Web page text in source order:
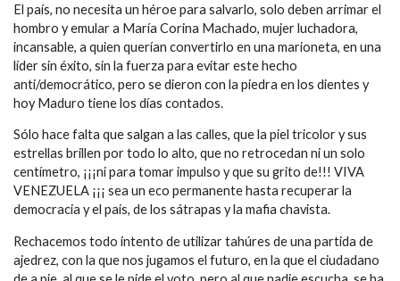
El país, no necesita un héroe para salvarlo, solo deben arrimar el
hombro y emular a María Corina Machado, mujer luchadora,
incansable, a quien querían convertirlo en una marioneta, en una
líder sin éxito, sin la fuerza para evitar este hecho
anti/democrático, pero se dieron con la piedra en los dientes y
hoy Maduro tiene los días contados.
Sólo hace falta que salgan a las calles, que la piel tricolor y sus
estrellas brillen por todo lo alto, que no retrocedan ni un solo
centímetro, ¡¡¡ni para tomar impulso y que su grito de!!! VIVA
VENEZUELA ¡¡¡ sea un eco permanente hasta recuperar la
democracia y el país, de los sátrapas y la mafia chavista.
Rechacemos todo intento de utilizar tahúres de una partida de
ajedrez, con la que nos jugamos el futuro, en la que el ciudadano